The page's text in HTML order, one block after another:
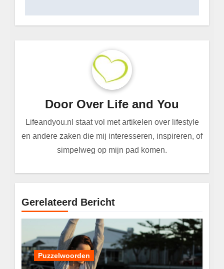
Door Over Life and You
Lifeandyou.nl staat vol met artikelen over lifestyle
en andere zaken die mij interesseren, inspireren, of
simpelweg op mijn pad komen.
Gerelateerd Bericht
Puzzelwoorden